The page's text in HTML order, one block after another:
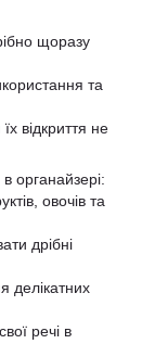
щоразу
та
відкриття не
органайзері:
овочів та
дрібні
делікатних
речі в